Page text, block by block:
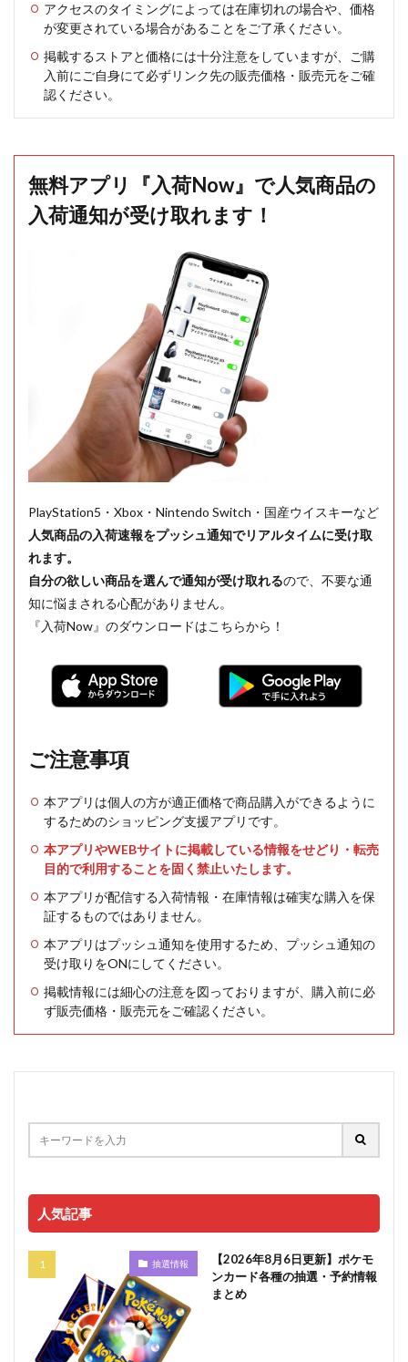
アクセスのタイミングによっては在庫切れの場合や、価格
が変更されている場合があることをご了承ください。
掲載するストアと価格には十分注意をしていますが、ご購
入前にご自身にて必ずリンク先の販売価格・販売元をご確
認ください。
無料アプリ『入荷Now』で人気商品の
入荷通知が受け取れます！
PlayStation5・Xbox・Nintendo Switch・国産ウイスキーなど
人気商品の入荷速報をプッシュ通知でリアルタイムに受け取
れます。
自分の欲しい商品を選んで通知が受け取れるので、不要な通
知に悩まされる心配がありません。
『入荷Now』のダウンロードはこちらから！
ご注意事項
本アプリは個人の方が適正価格で商品購入ができるように
するためのショッピング支援アプリです。
本アプリやWEBサイトに掲載している情報をせどり・転売
目的で利用することを固く禁止いたします。
本アプリが配信する入荷情報・在庫情報は確実な購入を保
証するものではありません。
本アプリはプッシュ通知を使用するため、プッシュ通知の
受け取りをONにしてください。
掲載情報には細心の注意を図っておりますが、購入前に必
ず販売価格・販売元をご確認ください。
人気記事
抽選情報
【2026年8月6日更新】ポケモ
ンカード各種の抽選・予約情報
まとめ